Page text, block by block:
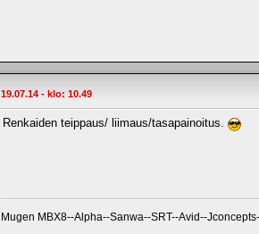
19.07.14 - klo: 10.49
Renkaiden teippaus/ liimaus/tasapainoitus.
Mugen MBX8--Alpha--Sanwa--SRT--Avid--